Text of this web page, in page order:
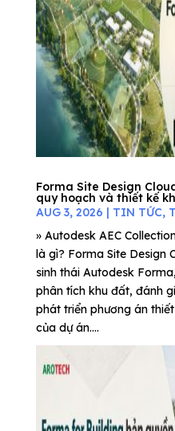
Forma Site Design
quy hoạch và thiết kế
AUG 3, 2026 | TIN TỨC,
» Autodesk AEC
là gì? Forma Site Design
sinh thái Autodesk
phân tích khu đất, đánh
phát triển phương án
của dự án....